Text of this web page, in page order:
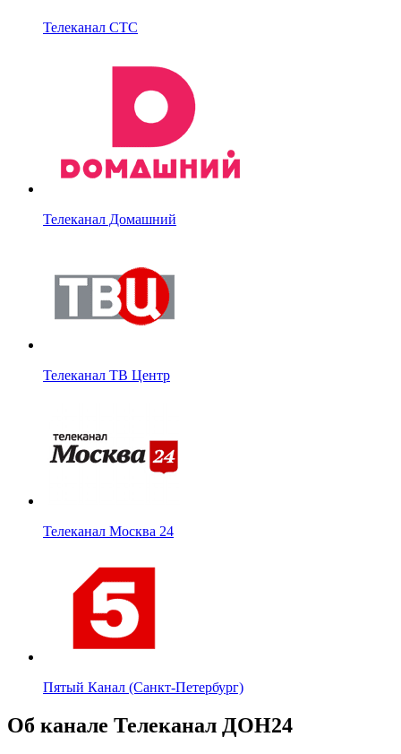
Телеканал СТС
Телеканал Домашний
Телеканал ТВ Центр
Телеканал Москва 24
Пятый Канал (Санкт-Петербург)
Об канале Телеканал ДОН24